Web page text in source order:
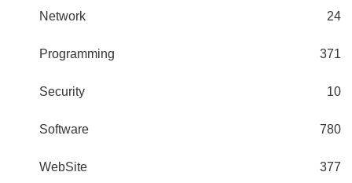
Network 24
Programming 371
Security 10
Software 780
WebSite 377